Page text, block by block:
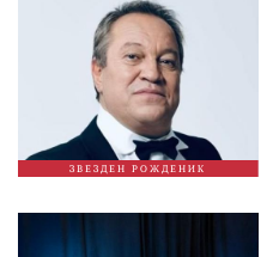
ЗВЕЗДЕН РОЖДЕНИК